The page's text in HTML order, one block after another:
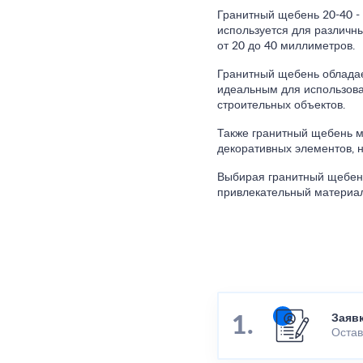
Гранитный щебень 20-40
используется для
от 20 до 40 миллиметров.
Гранитный щебень
идеальным для
строительных объектов.
Также гранитный щебень
декоративных элементов,
Выбирая гранитный
привлекательный